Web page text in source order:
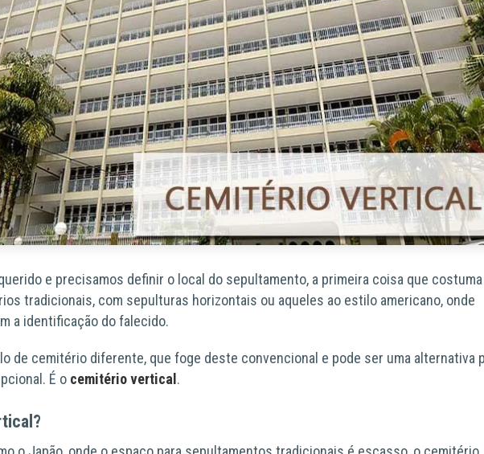
e precisamos definir o local do sepultamento, a primeira coisa que
tradicionais, com sepulturas horizontais ou aqueles ao estilo americano, onde
a identificação do falecido.
de cemitério diferente, que foge deste convencional e pode ser uma alternativa
É o cemitério vertical .